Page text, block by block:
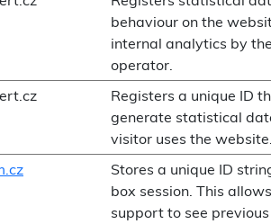
behaviour on the
internal analytics by
operator.
Registers a unique ID
generate statistical
visitor uses the website.
Stores a unique ID
box session. This
support to see